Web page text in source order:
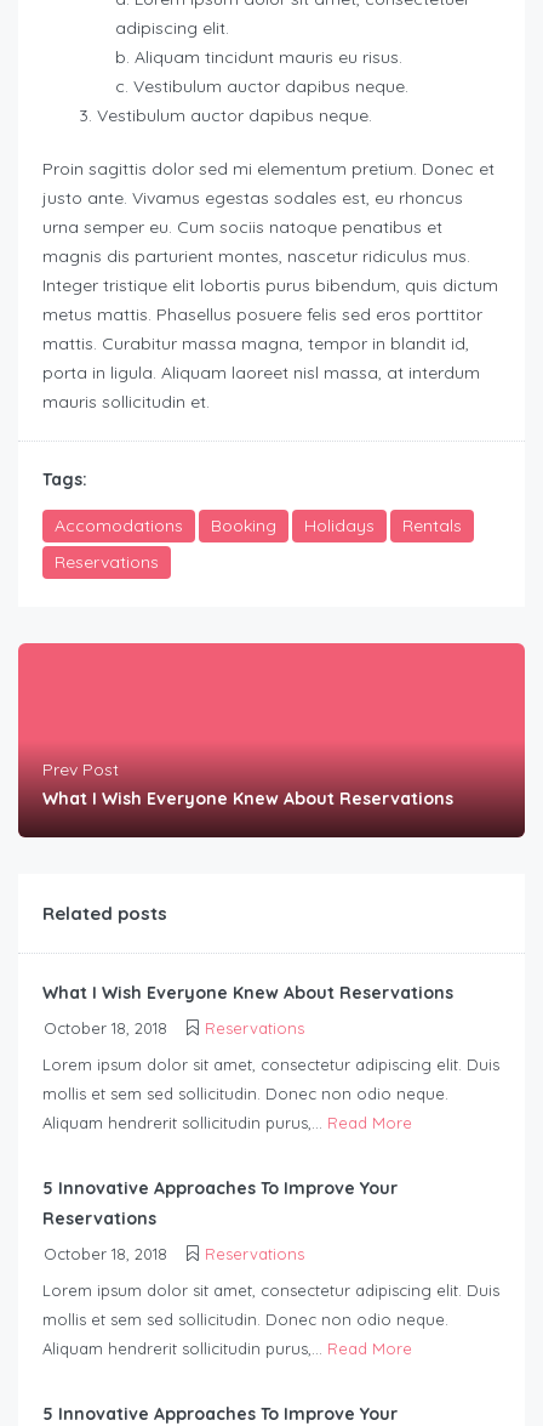
adipiscing elit.
Aliquam tincidunt mauris eu risus.
Vestibulum auctor dapibus neque.
Vestibulum auctor dapibus neque.
Proin sagittis dolor sed mi elementum pretium. Donec et
justo ante. Vivamus egestas sodales est, eu rhoncus
urna semper eu. Cum sociis natoque penatibus et
magnis dis parturient montes, nascetur ridiculus mus.
Integer tristique elit lobortis purus bibendum, quis dictum
metus mattis. Phasellus posuere felis sed eros porttitor
mattis. Curabitur massa magna, tempor in blandit id,
porta in ligula. Aliquam laoreet nisl massa, at interdum
mauris sollicitudin et.
Tags:
Accomodations Booking Holidays
Rentals
Reservations
Prev Post
What I Wish Everyone Knew About Reservations
Related posts
What I Wish Everyone Knew About Reservations
October 18, 2018
Reservations
Lorem ipsum dolor sit amet, consectetur adipiscing elit. Duis
mollis et sem sed sollicitudin. Donec non odio neque.
Aliquam hendrerit sollicitudin purus,... Read More
5 Innovative Approaches To Improve Your
Reservations
October 18, 2018
Reservations
Lorem ipsum dolor sit amet, consectetur adipiscing elit. Duis
mollis et sem sed sollicitudin. Donec non odio neque.
Aliquam hendrerit sollicitudin purus,... Read More
5 Innovative Approaches To Improve Your